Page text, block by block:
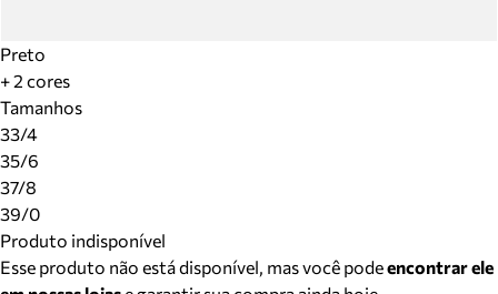
Preto
+ 2 cores
Tamanhos
33/4
35/6
37/8
39/0
Produto indisponível
Esse produto não está disponível, mas você podeencontrar ele